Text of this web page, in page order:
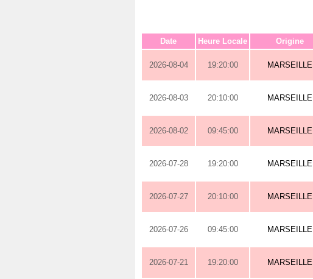
Date Heure Locale Origine
2026-08-04 19:20:00 MARSEILLE
2026-08-03 20:10:00 MARSEILLE
2026-08-02 09:45:00 MARSEILLE
2026-07-28 19:20:00 MARSEILLE
2026-07-27 20:10:00 MARSEILLE
2026-07-26 09:45:00 MARSEILLE
2026-07-21 19:20:00 MARSEILLE